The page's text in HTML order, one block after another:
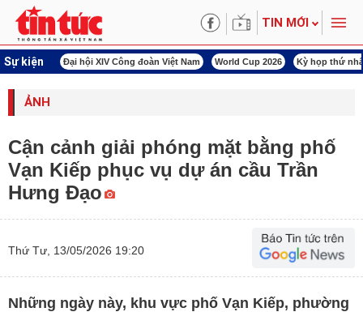
TIN MỚI
Sự kiện
ngày đêm Đại hội XIV Công đoàn Việt Nam World Cup 2026 Kỳ họp thứ
ẢNH
Cận cảnh giải phóng mặt bằng phố
Vạn Kiếp phục vụ dự án cầu Trần
Hưng Đạo
Thứ Tư, 13/05/2026 19:20
Những ngày này, khu vực phố Vạn Kiếp, phường